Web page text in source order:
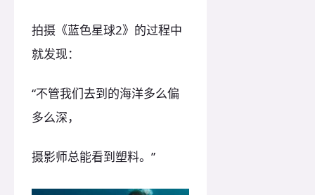
拍摄《蓝色星球2》的过程中
就发现：
“不管我们去到的海洋多么偏
多么深，
摄影师总能看到塑料。”